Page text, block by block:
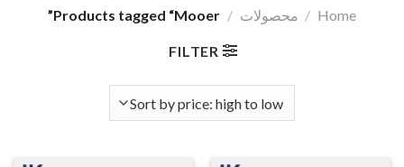
Home
/ محصولات /
Products tagged “Mooer”
FILTER